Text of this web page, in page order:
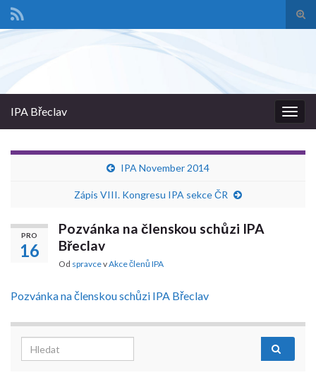
IPA Břeclav
IPA November 2014
Zápis VIII. Kongresu IPA sekce ČR
PRO
16
Pozvánka na členskou schůzi IPA
Břeclav
Od spravcevAkce členů IPA
Pozvánka na členskou schůzi IPA Břeclav
Search for: